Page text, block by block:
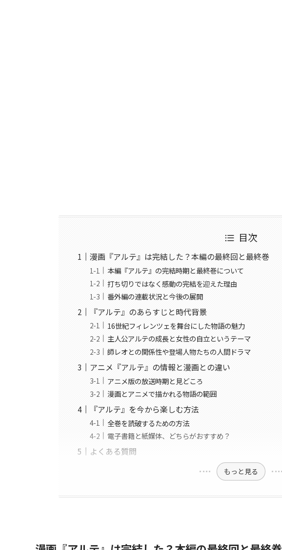
目次
漫画『アルテ』は完結した？本編の最終回と最終巻
本編『アルテ』の完結時期と最終巻について
打ち切りではなく感動の完結を迎えた理由
番外編の連載状況と今後の展開
『アルテ』のあらすじと時代背景
16世紀フィレンツェを舞台にした物語の魅力
主人公アルテの成長と女性の自立というテーマ
師レオとの関係性や登場人物たちの人間ドラマ
アニメ『アルテ』の情報と漫画との違い
アニメ版の放送時期と見どころ
漫画とアニメで描かれる物語の範囲
『アルテ』を今から楽しむ方法
全巻を読破するための方法
電子書籍と紙媒体、どちらがおすすめ？
よくある質問
もっと見る